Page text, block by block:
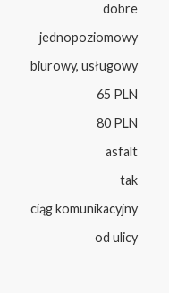
dobre
jednopoziomowy
biurowy, usługowy
65 PLN
80 PLN
asfalt
tak
ciąg komunikacyjny
od ulicy